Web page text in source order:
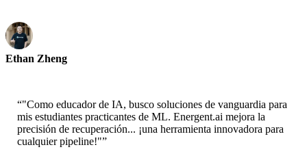
Ethan Zheng
“"Como educador de IA, busco soluciones de vanguardia para
mis estudiantes practicantes de ML. Energent.ai mejora la
precisión de recuperación... ¡una herramienta innovadora para
cualquier pipeline!"”